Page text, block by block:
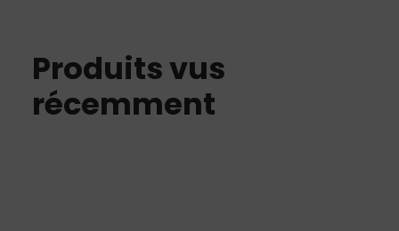
Produits vus
récemment